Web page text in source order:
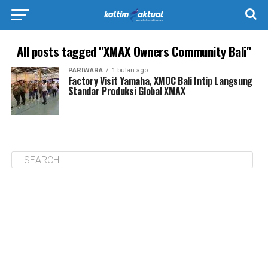
All posts tagged "XMAX Owners Community Bali"
PARIWARA 1 bulan ago
Factory Visit Yamaha, XMOC Bali Intip Langsung
Standar Produksi Global XMAX